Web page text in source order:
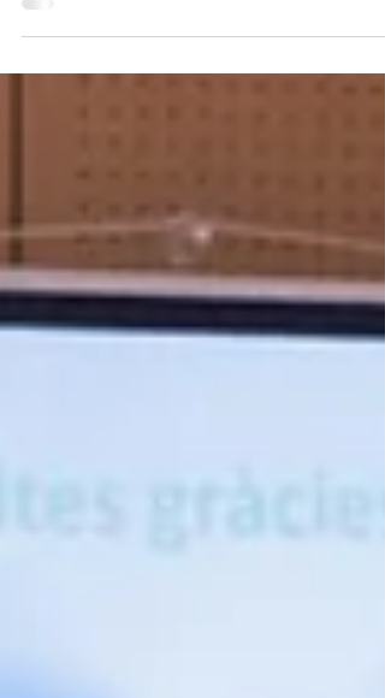
S'INTENSIFICA Les mes ures
preventives , el peatge urbà de les
el redisseny urbanístic marquen...